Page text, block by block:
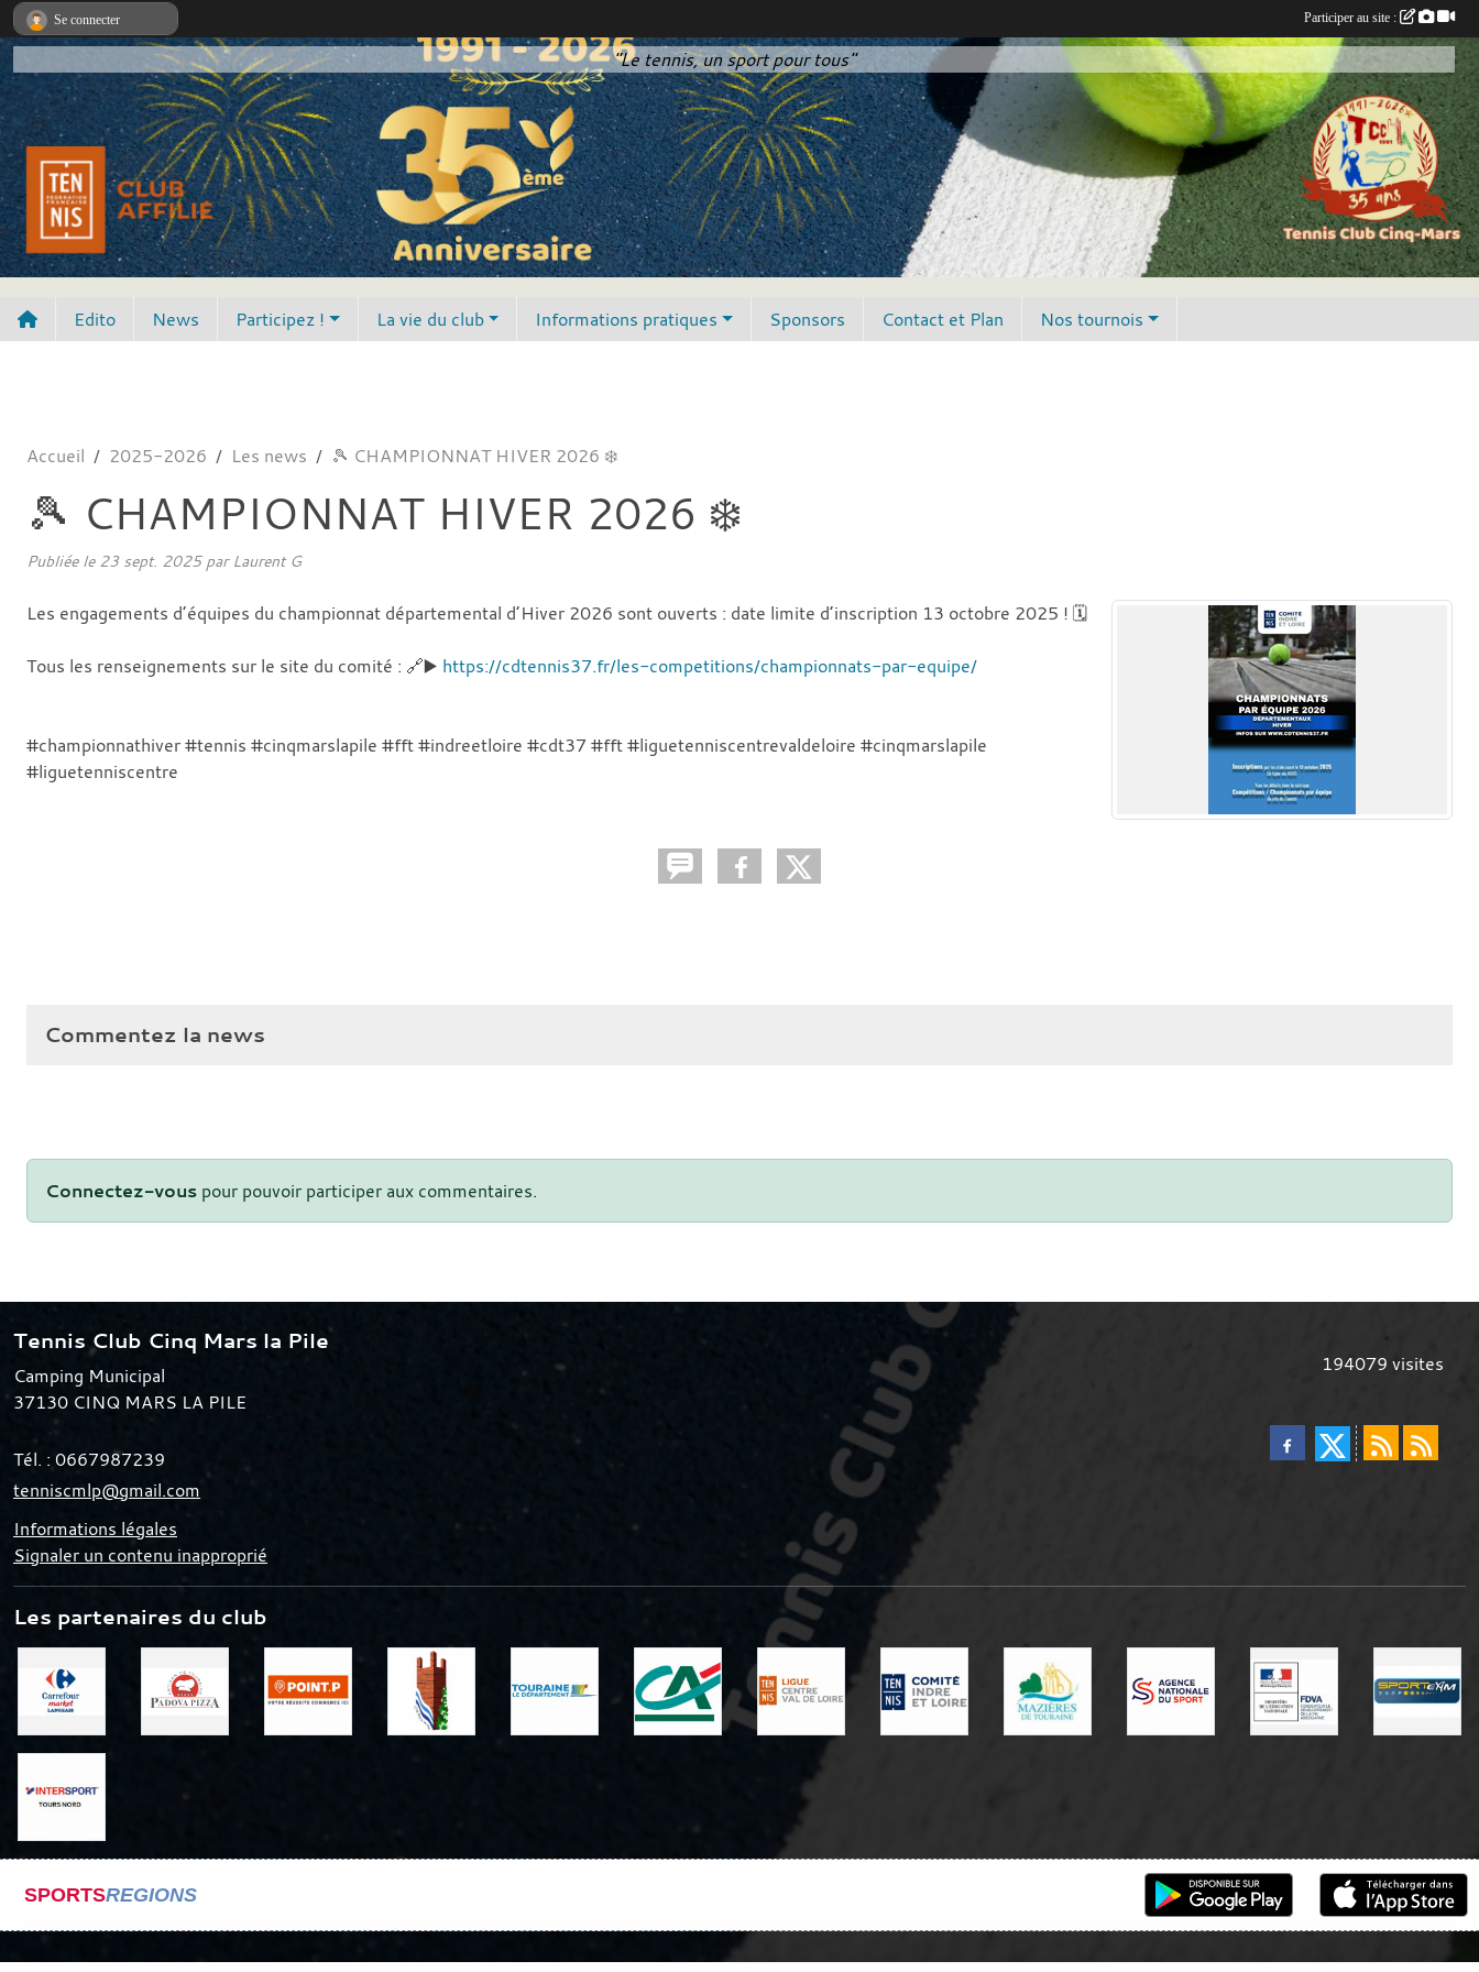
"Le tennis, un sport pour tous"
Edito News Participez ! La vie du club Informations pratiques Sponsors Contact et Plan Nos tournois
Accueil 2025-2026 Les news 🎾 CHAMPIONNAT HIVER 2026 ❄️
🎾 CHAMPIONNAT HIVER 2026 ❄️
Publiée le 23 sept. 2025par Laurent G
Les engagements d’équipes du championnat départemental d’Hiver 2026 sont ouverts : date limite d’inscription 13 octobre 2025 ! 🗓️
Tous les renseignements sur le site du comité : 🔗▶️ https://cdtennis37.fr/les-competitions/championnats-par-equipe/
#championnathiver #tennis #cinqmarslapile #fft #indreetloire #cdt37 #fft #liguetenniscentrevaldeloire #cinqmarslapile
#liguetenniscentre
Commentez la news
Connectez-vous pour pouvoir participer aux commentaires.
Tennis Club Cinq Mars la Pile
Camping Municipal
37130 CINQ MARS LA PILE
Tél. : 0667987239
tenniscmlp@gmail.com
Informations légales
Signaler un contenu inapproprié
194079 visites
Les partenaires du club
SPORTSREGIONS
Se connecter Participer au site :
Panneau de gestion des cookies